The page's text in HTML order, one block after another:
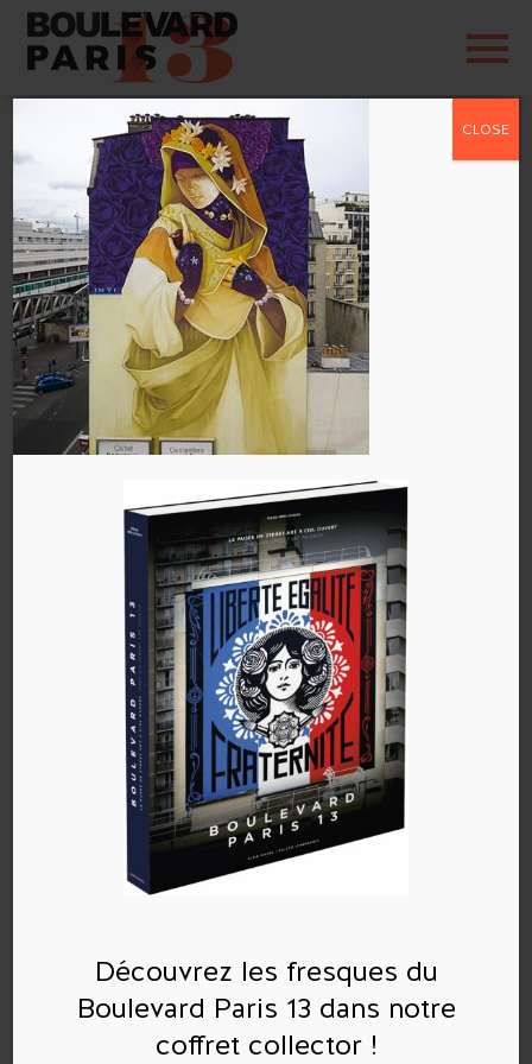
inti-3-streetart13-
480
paradmin|Sep 26, 2016|0 commentaires
Poster le commentaire
vous connecterpour publier un
commentaire.
Commentaires récents
Découvrez les fresques du
Boulevard Paris 13 dans notre
coffret collector !
CLOSE